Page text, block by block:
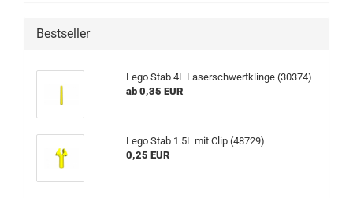
Bestseller
Lego Stab 4L Laserschwertklinge (30374)
ab 0,35 EUR
Lego Stab 1.5L mit Clip (48729)
0,25 EUR